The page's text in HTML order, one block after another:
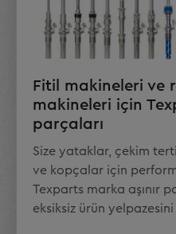
Fitil makineleri ve
makineleri için
parçaları
Size yataklar, çekim
ve kopçalar için
Texparts marka aşınır
eksiksiz ürün